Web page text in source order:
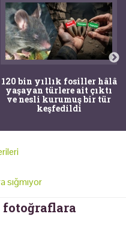
120 bin yıllık fosiller hâlâ
yaşayan türlere ait çıktı
ve nesli kurumuş bir tür
keşfedildi
sığmıyor